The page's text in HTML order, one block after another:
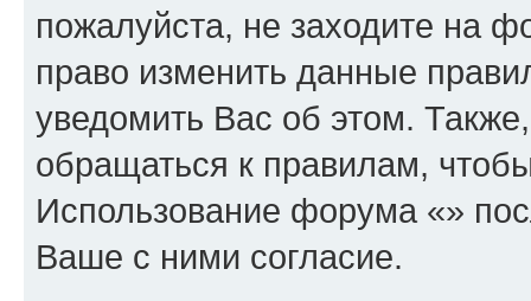
пожалуйста, не заходите на
право изменить данные
уведомить Вас об этом.
обращаться к правилам,
Использование форума «»
Ваше с ними согласие.